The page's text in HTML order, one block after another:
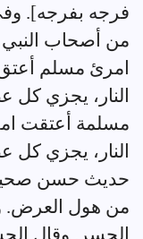
فرجه بفرجه].
من أصحاب النبي
امرئ مسلم
النار، يجزي كل
مسلمة أعتقت
النار، يجزي كل
حديث حسن صحيح
من هول العرض.
الجسر. وقال